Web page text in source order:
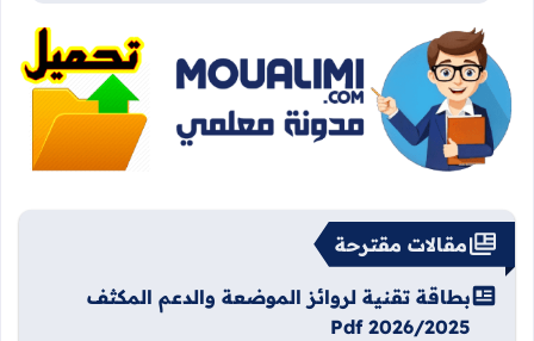
مقالات مقترحة
بطاقة تقنية لروائز الموضعة والدعم المكثف
2026/2025 Pdf